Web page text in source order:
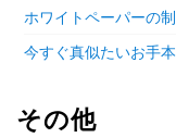
ホワイトペーパーの
その他